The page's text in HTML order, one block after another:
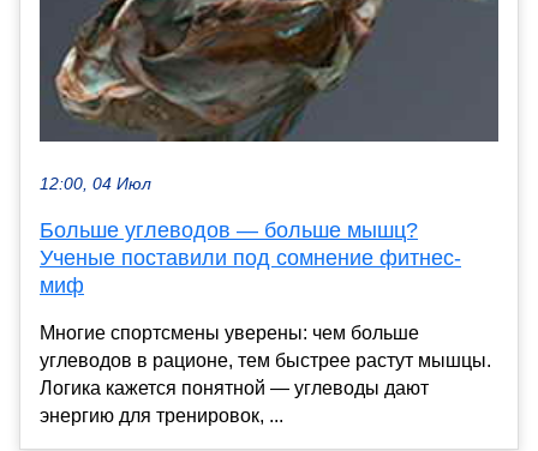
12:00, 04 Июл
Больше углеводов — больше мышц?
Ученые поставили под сомнение фитнес-
миф
Многие спортсмены уверены: чем больше
углеводов в рационе, тем быстрее растут мышцы.
Логика кажется понятной — углеводы дают
энергию для тренировок, ...